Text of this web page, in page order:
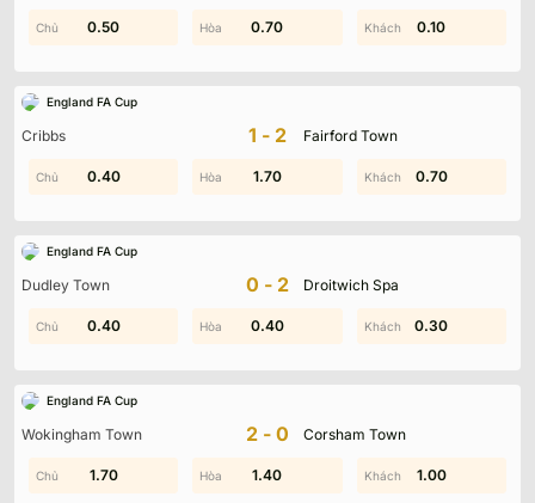
0.10 0.50 0.10
0.50 0.70 0.10
England FA Cup
Cribbs 1-2 Fairford Town
1.50 2.00 0.40
0.40 1.70 0.70
England FA Cup
Dudley Town 0-2 Droitwich Spa
1.40 1.00 1.70
0.40 0.40 0.30
England FA Cup
Wokingham Town 2-0 Corsham Town
1.50 1.60 1.20
1.70 1.40 1.00